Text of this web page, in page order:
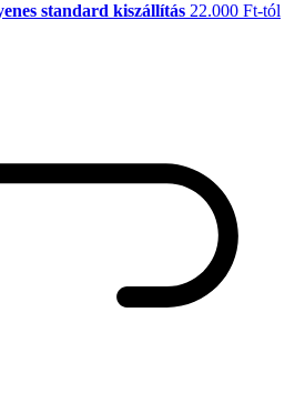
standard kiszállítás 22.000 Ft-tól